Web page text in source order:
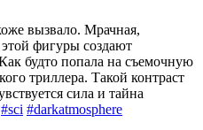
вызвало. Мрачная,
этой фигуры создают
будто попала на съемочную
триллера. Такой контраст
сила и тайна
#sci #darkatmosphere